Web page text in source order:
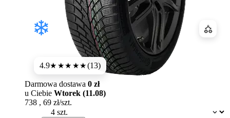
4.9★★★★★(13)
Dostępność:
Darmowa dostawa 0 zł
u Ciebie Wtorek (11.08)
738 , 69 zł/szt.